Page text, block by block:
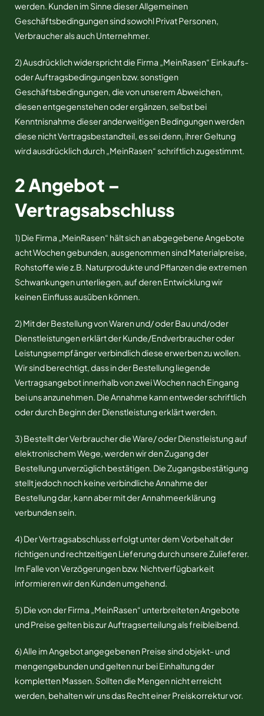
werden. Kunden im Sinne dieser Allgemeinen
Geschäftsbedingungen sind sowohl Privat Personen,
Verbraucher als auch Unternehmer.
2) Ausdrücklich widerspricht die Firma „MeinRasen“ Einkaufs-
oder Auftragsbedingungen bzw. sonstigen
Geschäftsbedingungen, die von unserem Abweichen,
diesen entgegenstehen oder ergänzen, selbst bei
Kenntnisnahme dieser anderweitigen Bedingungen werden
diese nicht Vertragsbestandteil, es sei denn, ihrer Geltung
wird ausdrücklich durch „MeinRasen“ schriftlich zugestimmt.
2 Angebot –
Vertragsabschluss
1) Die Firma „MeinRasen“ hält sich an abgegebene Angebote
acht Wochen gebunden, ausgenommen sind Materialpreise,
Rohstoffe wie z.B. Naturprodukte und Pflanzen die extremen
Schwankungen unterliegen, auf deren Entwicklung wir
keinen Einfluss ausüben können.
2) Mit der Bestellung von Waren und/ oder Bau und/oder
Dienstleistungen erklärt der Kunde/Endverbraucher oder
Leistungsempfänger verbindlich diese erwerben zu wollen.
Wir sind berechtigt, dass in der Bestellung liegende
Vertragsangebot innerhalb von zwei Wochen nach Eingang
bei uns anzunehmen. Die Annahme kann entweder schriftlich
oder durch Beginn der Dienstleistung erklärt werden.
3) Bestellt der Verbraucher die Ware/ oder Dienstleistung auf
elektronischem Wege, werden wir den Zugang der
Bestellung unverzüglich bestätigen. Die Zugangsbestätigung
stellt jedoch noch keine verbindliche Annahme der
Bestellung dar, kann aber mit der Annahmeerklärung
verbunden sein.
4) Der Vertragsabschluss erfolgt unter dem Vorbehalt der
richtigen und rechtzeitigen Lieferung durch unsere Zulieferer.
Im Falle von Verzögerungen bzw. Nichtverfügbarkeit
informieren wir den Kunden umgehend.
5) Die von der Firma „MeinRasen“ unterbreiteten Angebote
und Preise gelten bis zur Auftragserteilung als freibleibend.
6) Alle im Angebot angegebenen Preise sind objekt- und
mengengebunden und gelten nur bei Einhaltung der
kompletten Massen. Sollten die Mengen nicht erreicht
werden, behalten wir uns das Recht einer Preiskorrektur vor.